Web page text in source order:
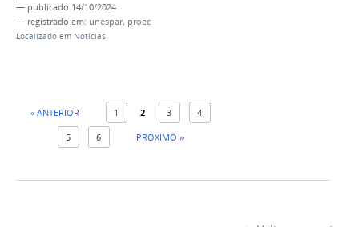
— publicado 14/10/2024
— registrado em: unespar, proec
Localizado em Notícias
« ANTERIOR 1 2 3 4
5 6 PRÓXIMO »